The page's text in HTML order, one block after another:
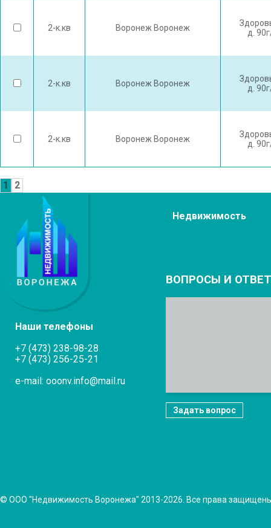
2-к.кв Воронеж Воронеж
д.
2-к.кв Воронеж Воронеж
д.
2-к.кв Воронеж Воронеж
д.
1 2
Недвижимость
Наши телефоны
+7 (473) 238-98-28
+7 (473) 256-25-21
e-mail: ooonv.info@mail.ru
ВОПРОСЫ И
Задать вопрос
© ООО "Недвижимость Воронежа" 2013-2026. Все права